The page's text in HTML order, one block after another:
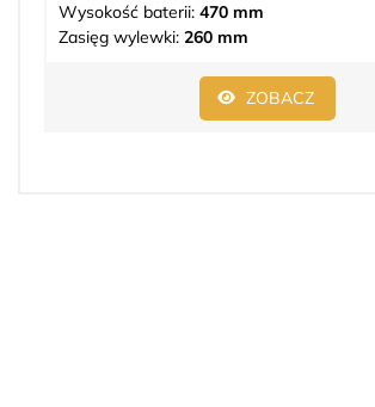
Wysokość baterii: 470 mm
Zasięg wylewki: 260 mm
ZOBACZ